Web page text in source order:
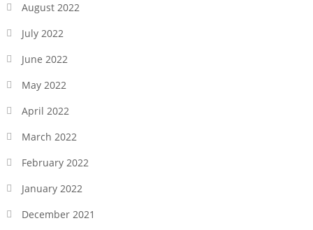
August 2022
July 2022
June 2022
May 2022
April 2022
March 2022
February 2022
January 2022
December 2021